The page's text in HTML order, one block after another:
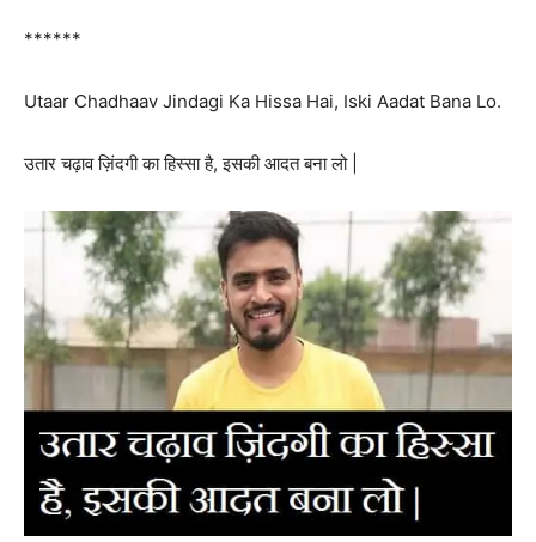
******
Utaar Chadhaav Jindagi Ka Hissa Hai, Iski Aadat Bana Lo.
उतार चढ़ाव ज़िंदगी का हिस्सा है, इसकी आदत बना लो |